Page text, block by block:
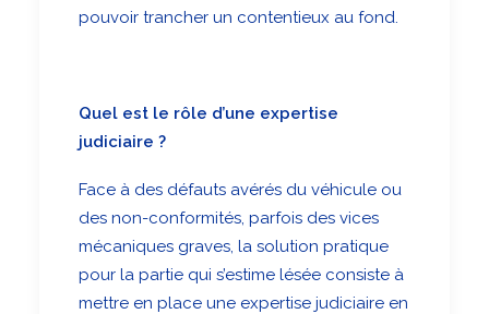
pouvoir trancher un contentieux au fond.
Quel est le rôle d’une expertise
judiciaire ?
Face à des défauts avérés du véhicule ou
des non-conformités, parfois des vices
mécaniques graves, la solution pratique
pour la partie qui s’estime lésée consiste à
mettre en place une expertise judiciaire en